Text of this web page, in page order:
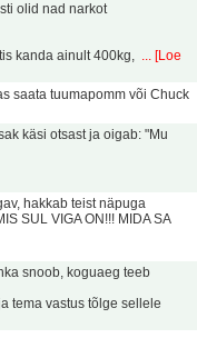
olid nad narkot
kanda ainult 400kg, ... [Loe
saata tuumapomm või Chuck
käsi otsast ja oigab: "Mu
hakkab teist näpuga
SUL VIGA ON!!! MIDA SA
snoob, koguaeg teeb
tema vastus tõlge sellele